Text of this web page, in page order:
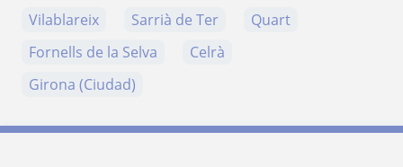
Vilablareix Sarrià de Ter
Quart
Fornells de la Selva
Celrà
Girona (Ciudad)